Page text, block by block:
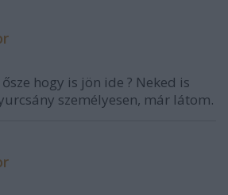
hogy is jön ide ? Neked is
személyesen, már látom.